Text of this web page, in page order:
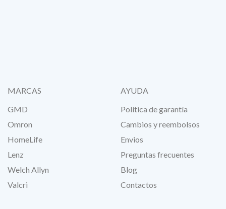
MARCAS
GMD
Omron
HomeLife
Lenz
Welch Allyn
Valcri
AYUDA
Política de garantía
Cambios y reembolsos
Envios
Preguntas frecuentes
Blog
Contactos